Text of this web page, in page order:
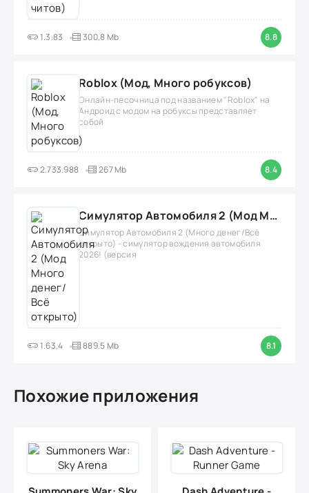
1.3.83 300,8 Mb 8.8
Roblox (Мод, Много робуксов)
Онлайн-песочница под названием "Roblox" на
Андроид с модом на робуксы представляет
собой
2.733.988 267 Mb 8.4
Симулятор Автомобиля 2 (Мод Много денег/Всё открыто)
Симулятор Автомобиля 2 (Много денег/Всё
открыто) - симулятор вождения автомобиля
2026! (версия
1.63.4 889.5 Mb 8.1
Похожие приложения